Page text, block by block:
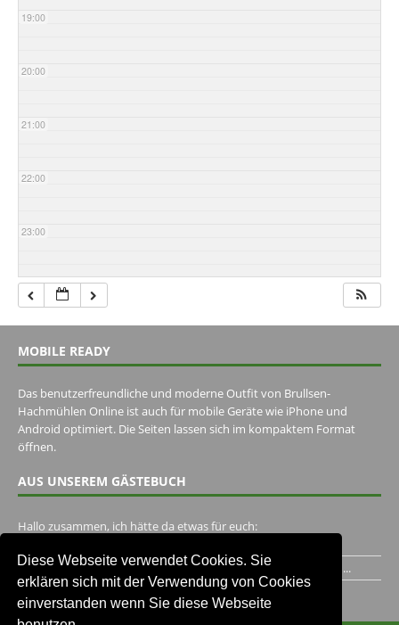
Diese Webseite verwendet Cookies. Sie
erklären sich mit der Verwendung von Cookies
einverstanden wenn Sie diese Webseite
19:00
20:00
21:00
22:00
23:00
MOBILE READY
Das benutzerfreundliche und moderne Outfit von Brullsen-
Hachmühlen Online ist auch für mobile Geräte wie iPhone und
Android optimiert. Die Seiten lassen sich im kompaktem Format
öffnen.
AUS UNSEREM GÄSTEBUCH
Hallo zusammen, ich hätte da etwas für euch:
Ich habe ein Jahr im Gasthaus Hugo Pape verbracht..Habe ihn...
Unser Gästebuch besuchen